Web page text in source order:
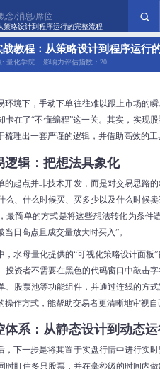
策略设计到程序运行的完整流程
念/消息/席位
教程：从策略设计到程序运行
: 量化学院 影响力评估指数：20
环境下，手动下单往往难以跟上市场的
卡在了“不懂编程”这一关。其实，实现
梳理出一套严谨的逻辑，并借助高效的
逻辑：把想法具象化
的起点并非技术开发，而是对交易思路
么、什么时候买、买多少以及什么时候
最简单的方式是将这些想法转化为条件
当日高点且成交量放大时买入”。
，水母量化提供的“可视化策略设计面板
投资者不需要在黑色的代码窗口中敲击
、股票池等功能组件，并通过连线的方
操作方式，能帮助交易者更清晰地审视
体系：从静态设计到动态
，下一步是将其置于实盘行情中进行实
时盯住多只股票，并在毫秒级的时间内